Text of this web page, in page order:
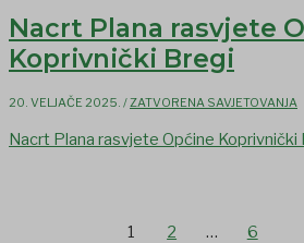
Nacrt Plana rasvjete
Koprivnički Bregi
20. VELJAČE 2025. /ZATVORENA SAVJETOVANJA
Nacrt Plana rasvjete Općine Koprivnički
1 2 … 6